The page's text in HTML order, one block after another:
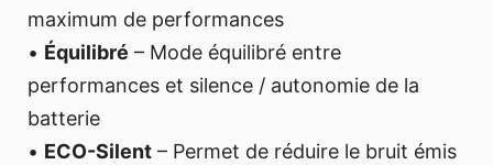
maximum de performances
• Équilibré – Mode équilibré entre
performances et silence / autonomie de la
batterie
• ECO-Silent – Permet de réduire le bruit émis